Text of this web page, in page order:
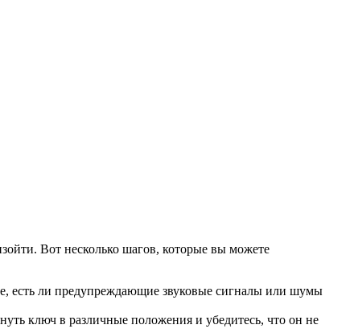
Вот несколько шагов, которые вы можете
есть ли предупреждающие звуковые сигналы или шумы
ключ в различные положения и убедитесь, что он не